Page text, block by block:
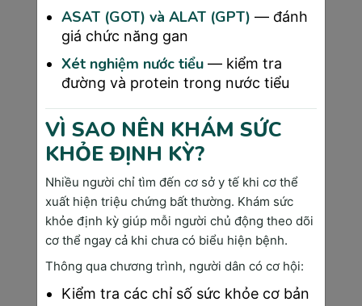
Monitoring sản khoa
Monitoring sản khoa giúp bạn theo dõi tim thai và
các hoạt động của cơ tử cung, đặc biệt là ở các
tuần cuối của thai kỳ. Các bác sĩ sẽ dựa vào kết
quả để so sánh nhịp tim của thai trước và trong khi
có cơn co tử cung. Từ đó, các bác sĩ sẽ kịp thời
nhận biết các bất thường trong quá trình chuyển dạ
và đề xuất các phương án an toàn cho mẹ và thai
quản lý thai nghén đúng cách giúp mẹ bầu có
ASAT (GOT) và ALAT (GPT) — đánh
giá chức năng gan
Xét nghiệm nước tiểu— kiểm tra
đường và protein trong nước tiểu
VÌ SAO NÊN KHÁM SỨC
KHỎE ĐỊNH KỲ?
Nhiều người chỉ tìm đến cơ sở y tế khi cơ thể
xuất hiện triệu chứng bất thường. Khám sức
khỏe định kỳ giúp mỗi người chủ động theo dõi
cơ thể ngay cả khi chưa có biểu hiện bệnh.
Thông qua chương trình, người dân có cơ hội:
Kiểm tra các chỉ số sức khỏe cơ bản